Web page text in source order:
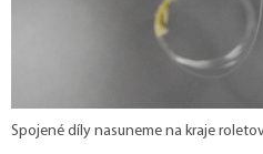
Spojené díly nasuneme na kraje